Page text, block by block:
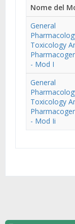
Nome del
General
Toxicology
- Mod I
General
Toxicology
- Mod Ii